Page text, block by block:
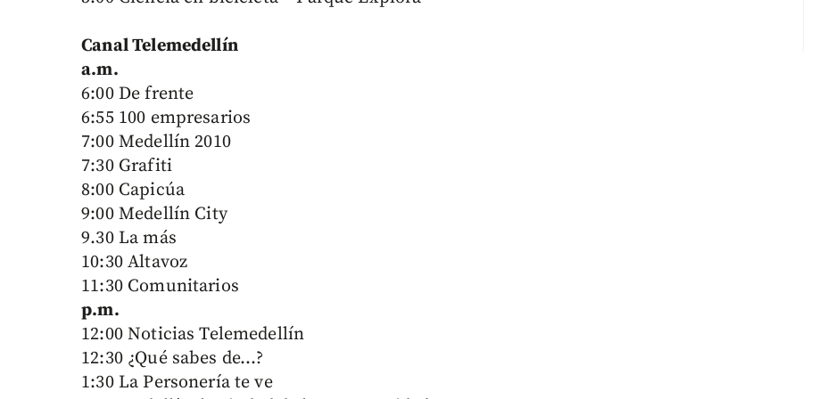
Canal Telemedellín
a.m.
6:00 De frente
6:55 100 empresarios
7:00 Medellín 2010
7:30 Grafiti
8:00 Capicúa
9:00 Medellín City
9.30 La más
10:30 Altavoz
11:30 Comunitarios
p.m.
12:00 Noticias Telemedellín
12:30 ¿Qué sabes de...?
1:30 La Personería te ve